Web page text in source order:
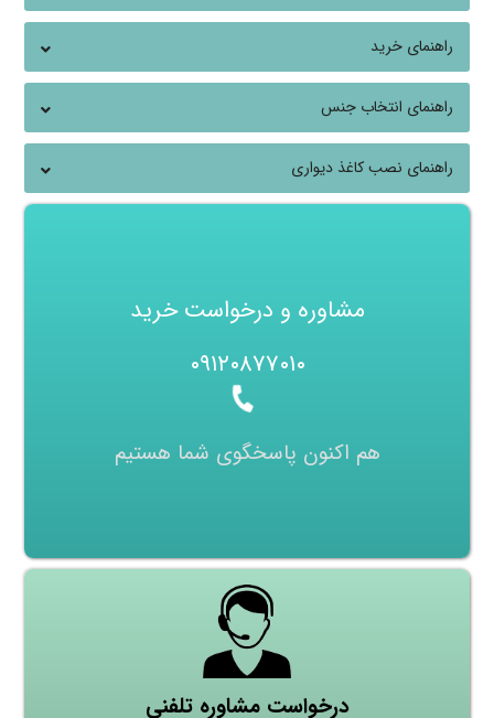
راهنمای خرید
راهنمای انتخاب جنس
راهنمای نصب کاغذ دیواری
مشاوره و درخواست خرید
۰۹۱۲۰۸۷۷۰۱۰
هم اکنون پاسخگوی شما هستیم
درخواست مشاوره تلفنی